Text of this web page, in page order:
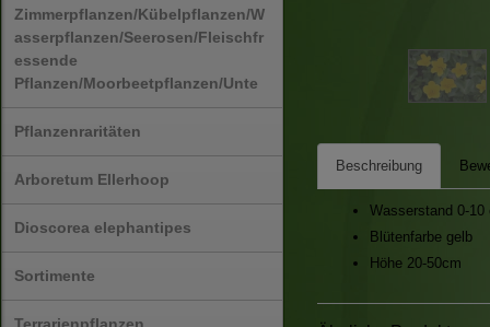
Zimmerpflanzen/Kübelpflanzen/W
asserpflanzen/Seerosen/Fleischfr
essende
Pflanzen/Moorbeetpflanzen/Unte
Pflanzenraritäten
Arboretum Ellerhoop
Dioscorea elephantipes
Sortimente
Beschreibung
Wasserstand 0-10
Blütenfarbe gelb
Höhe 20-50cm